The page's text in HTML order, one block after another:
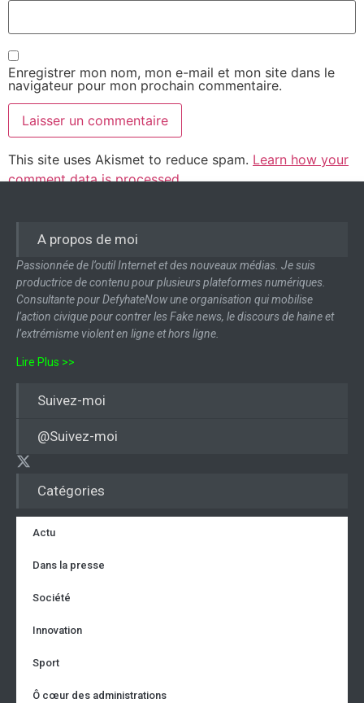
Enregistrer mon nom, mon e-mail et mon site dans le
navigateur pour mon prochain commentaire.
This site uses Akismet to reduce spam. Learn how your
comment data is processed.
Catégories
Actu
Dans la presse
Société
Innovation
Sport
Ô cœur des administrations
A propos de moi
Passionnée de l’outil Internet et des nouveaux médias. Je suis
productrice de contenu pour plusieurs plateformes numériques.
Consultante pour DefyhateNow une organisation qui mobilise
l’action civique pour contrer les Fake news, le discours de haine et
l’extrémisme violent en ligne et hors ligne.
Lire Plus >>
Suivez-moi
@Suivez-moi